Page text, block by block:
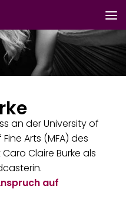
an der University of
Arts (MFA) des
Claire Burke als
auf